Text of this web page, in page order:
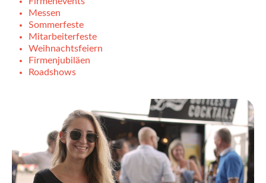
Messen
Sommerfeste
Mitarbeiterfeste
Weihnachtsfeiern
Firmenjubiläen
Roadshows